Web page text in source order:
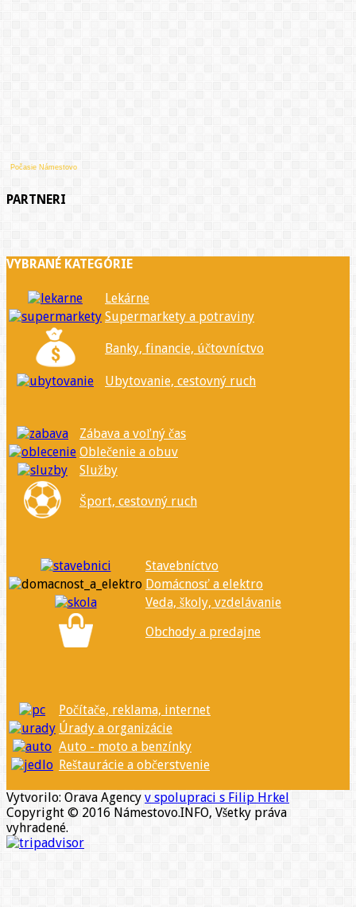
Počasie Námestovo
PARTNERI
VYBRANÉ KATEGÓRIE
Lekárne
Supermarkety a potraviny
Banky, financie, účtovníctvo
Ubytovanie, cestovný ruch
Zábava a voľný čas
Oblečenie a obuv
Služby
Šport, cestovný ruch
Stavebníctvo
Domácnosť a elektro
Veda, školy, vzdelávanie
Obchody a predajne
Počítače, reklama, internet
Úrady a organizácie
Auto - moto a benzínky
Reštaurácie a občerstvenie
Vytvorilo: Orava Agency v spolupraci s Filip Hrkel
Copyright © 2016 Námestovo.INFO, Všetky práva
vyhradené.